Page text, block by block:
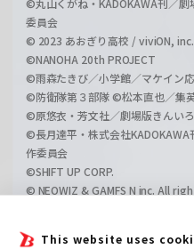
This website uses
委員会
© 2023 あおぎり高校 / viviON, inc.
©NANOHA 20th PROJECT
©雨森たきび／小学館／マケイン
©防衛隊第３部隊 ©松本直也／集
©原悠衣・芳文社／劇場版きんい
©長月達平・株式会社
作委員会
©SHIFT UP CORP.
© NEOWIZ & GAMFS N inc. All
©GIRLS und PANZER Film Projekt